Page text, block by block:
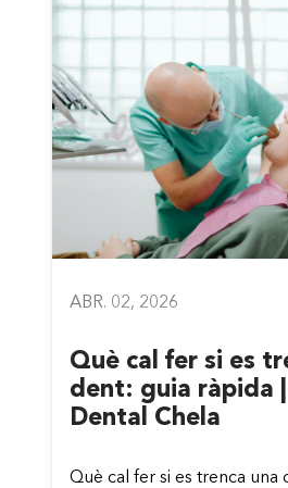
ABR. 02, 2026
Què cal fer si es
dent: guia ràpida
Dental Chela
Què cal fer si es trenca una